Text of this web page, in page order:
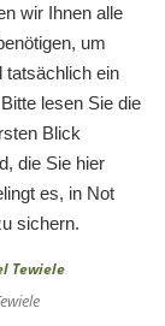
wir Ihnen alle
um
tatsächlich ein
lesen Sie die
Blick
die Sie hier
es, in Not
sichern.